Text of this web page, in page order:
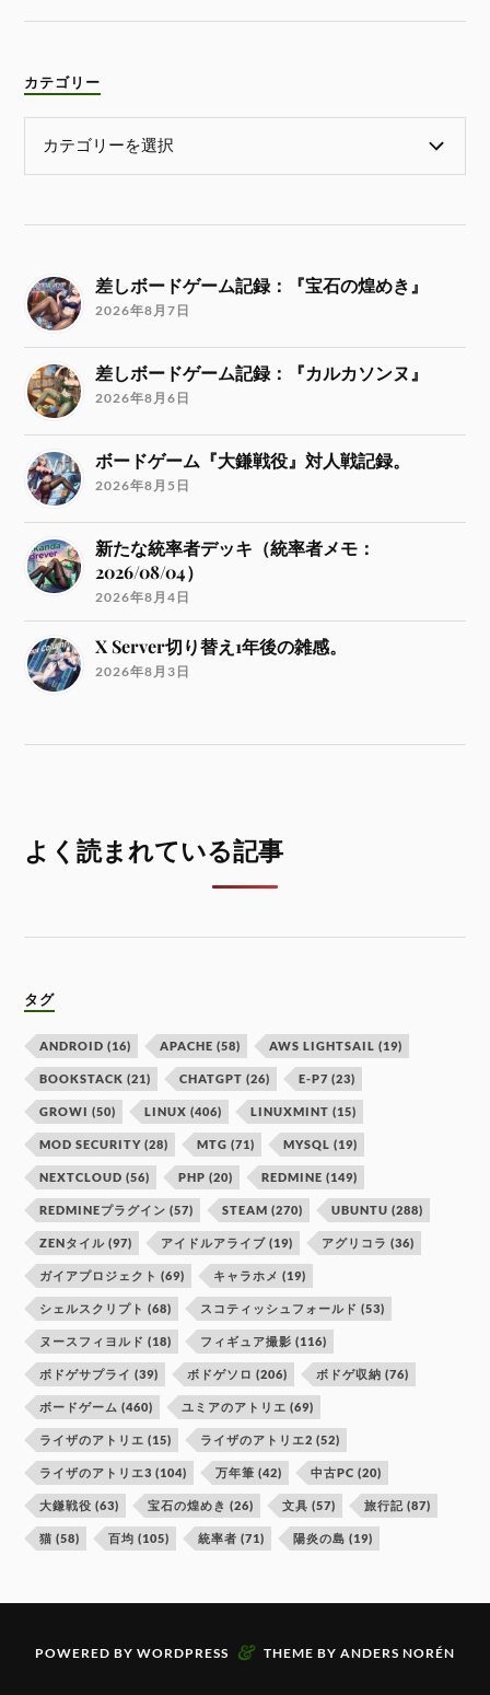
カテゴリー
差しボードゲーム記録：『宝石の煌めき』
2026年8月7日
差しボードゲーム記録：『カルカソンヌ』
2026年8月6日
ボードゲーム『大鎌戦役』対人戦記録。
2026年8月5日
新たな統率者デッキ（統率者メモ：
2026/08/04）
2026年8月4日
X Server切り替え1年後の雑感。
2026年8月3日
よく読まれている記事
タグ
ANDROID (16) APACHE (58) AWS LIGHTSAIL (19)
BOOKSTACK (21) CHATGPT (26) E-P7 (23)
GROWI (50) LINUX (406) LINUXMINT (15)
MOD SECURITY (28) MTG (71) MYSQL (19)
NEXTCLOUD (56) PHP (20) REDMINE (149)
REDMINEプラグイン (57) STEAM (270) UBUNTU (288)
ZENタイル (97) アイドルアライブ (19) アグリコラ (36)
ガイアプロジェクト (69) キャラホメ (19)
シェルスクリプト (68) スコティッシュフォールド (53)
ヌースフィヨルド (18) フィギュア撮影 (116)
ボドゲサプライ (39) ボドゲソロ (206) ボドゲ収納 (76)
ボードゲーム (460) ユミアのアトリエ (69)
ライザのアトリエ (15) ライザのアトリエ2 (52)
ライザのアトリエ3 (104) 万年筆 (42) 中古PC (20)
大鎌戦役 (63) 宝石の煌めき (26) 文具 (57) 旅行記 (87)
猫 (58) 百均 (105) 統率者 (71) 陽炎の島 (19)
POWERED BY WORDPRESS & THEME BY ANDERS NORÉN